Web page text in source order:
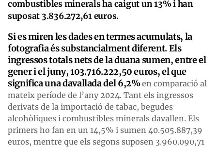
combustibles minerals ha caigut un 13% i han
suposat 3.836.272,61 euros.
Si es miren les dades en termes acumulats, la
fotografia és substancialment diferent. Els
ingressos totals nets de la duana sumen, entre el
gener i el juny, 103.716.222,50 euros, el que
significa una davallada del 6,2%en comparació al
mateix període de l’any 2024. Tant els ingressos
derivats de la importació de tabac, begudes
alcohòliques i combustibles minerals davallen. Els
primers ho fan en un 14,5% i sumen 40.505.887,39
euros, mentre que els segons suposen 3.960.090,71